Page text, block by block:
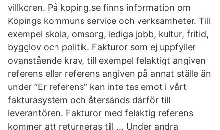
villkoren. På koping.se finns information om
Köpings kommuns service och verksamheter. Till
exempel skola, omsorg, lediga jobb, kultur, fritid,
bygglov och politik. Fakturor som ej uppfyller
ovanstående krav, till exempel felaktigt angiven
referens eller referens angiven på annat ställe än
under ”Er referens” kan inte tas emot i vårt
fakturasystem och återsänds därför till
leverantören. Fakturor med felaktig referens
kommer att returneras till … Under andra